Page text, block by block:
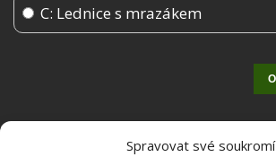
Spravovat své soukromí
C: Lednice s mrazákem